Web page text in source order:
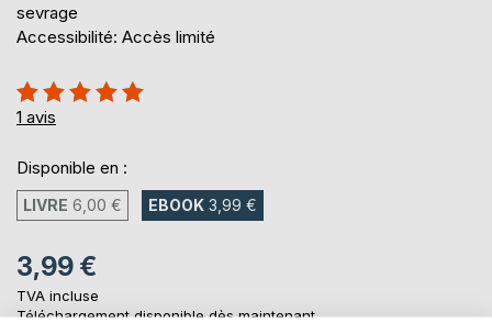
sevrage
Accessibilité: Accès limité
Évaluation:
100%
1 avis
Disponible en :
LIVRE 6,00 € EBOOK 3,99 €
3,99 €
TVA incluse
Téléchargement disponible dès maintenant